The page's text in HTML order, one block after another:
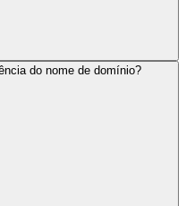
do nome de domínio?